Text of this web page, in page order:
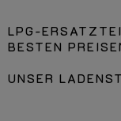
LPG-
BESTEN
UNSER